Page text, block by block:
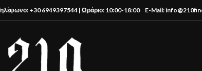
+30 6949397544 | Ωράριο: 10:00-18:00 E-Mail: